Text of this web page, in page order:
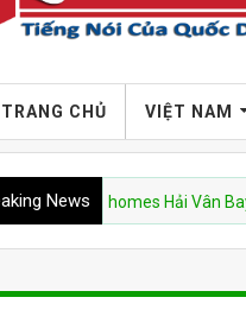
TRANG CHỦ VIỆT NAM
News
và Vinhomes Hải Vân Bay